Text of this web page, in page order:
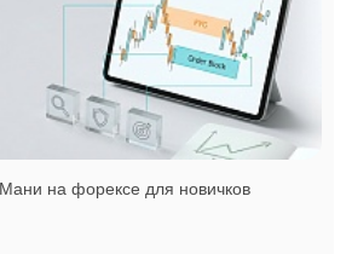
на форексе для новичков